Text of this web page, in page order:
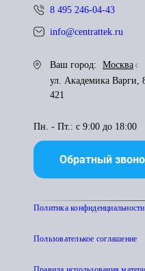
8 495 246-04-43
info@centrattek.ru
Ваш город:
Москва
ул. Академика Варги,
421
Пн. - Пт.: с 9:00 до 18:00
Обратный
Политика конфиденциальности
Пользователькое соглашение